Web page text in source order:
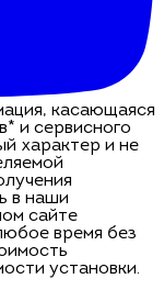
касающаяся
и сервисного
характер и не
в наши
сайте
время без
установки.